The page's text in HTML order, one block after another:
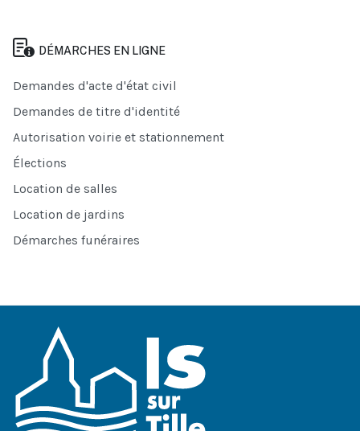
DÉMARCHES EN LIGNE
Demandes d'acte d'état civil
Demandes de titre d'identité
Autorisation voirie et stationnement
Élections
Location de salles
Location de jardins
Démarches funéraires